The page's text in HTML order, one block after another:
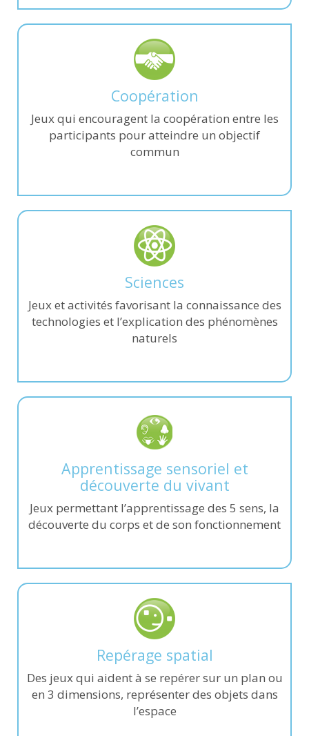
Coopération
Jeux qui encouragent la coopération entre les
participants pour atteindre un objectif
commun
Sciences
Jeux et activités favorisant la connaissance des
technologies et l’explication des phénomènes
naturels
Apprentissage sensoriel et
découverte du vivant
Jeux permettant l’apprentissage des 5 sens, la
découverte du corps et de son fonctionnement
Repérage spatial
Des jeux qui aident à se repérer sur un plan ou
en 3 dimensions, représenter des objets dans
l’espace